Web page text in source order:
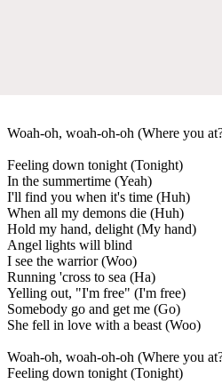
Woah-oh, woah-oh-oh (Where you
Feeling down tonight (Tonight)
In the summertime (Yeah)
I'll find you when it's time (Huh)
When all my demons die (Huh)
Hold my hand, delight (My hand)
Angel lights will blind
I see the warrior (Woo)
Running 'cross to sea (Ha)
Yelling out, "I'm free" (I'm free)
Somebody go and get me (Go)
She fell in love with a beast (Woo)
Woah-oh, woah-oh-oh (Where you
Feeling down tonight (Tonight)